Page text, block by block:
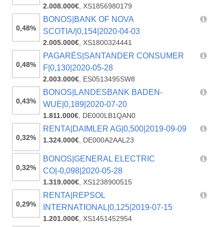
2.008.000€,XS1856980179
0,48%
BONOS|BANK OF NOVA
SCOTIA/|0,154|2020-04-03
2.005.000€,XS1800324441
0,48%
PAGARÉS|SANTANDER CONSUMER
F|0,130|2020-05-28
2.003.000€, ES0513495SW8
0,43%
BONOS|LANDESBANK BADEN-
WUE|0,189|2020-07-20
1.811.000€, DE000LB1QAN0
0,32%
RENTA|DAIMLER AG|0,500|2019-09-09
1.324.000€, DE000A2AAL23
0,32%
BONOS|GENERAL ELECTRIC
CO|-0,098|2020-05-28
1.319.000€,XS1238900515
0,29%
RENTA|REPSOL
INTERNATIONAL|0,125|2019-07-15
1.201.000€,XS1451452954